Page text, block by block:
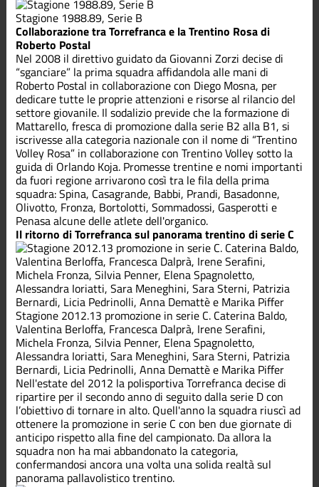
Stagione 1988.89, Serie B
Collaborazione tra Torrefranca e la Trentino Rosa di
Roberto Postal
Nel 2008 il direttivo guidato da Giovanni Zorzi decise di
“sganciare” la prima squadra affidandola alle mani di
Roberto Postal in collaborazione con Diego Mosna, per
dedicare tutte le proprie attenzioni e risorse al rilancio del
settore giovanile. Il sodalizio previde che la formazione di
Mattarello, fresca di promozione dalla serie B2 alla B1, si
iscrivesse alla categoria nazionale con il nome di “Trentino
Volley Rosa” in collaborazione con Trentino Volley sotto la
guida di Orlando Koja. Promesse trentine e nomi importanti
da fuori regione arrivarono così tra le fila della prima
squadra: Spina, Casagrande, Babbi, Prandi, Basadonne,
Olivotto, Fronza, Bortolotti, Sommadossi, Gasperotti e
Penasa alcune delle atlete dell'organico.
Il ritorno di Torrefranca sul panorama trentino di serie C
Stagione 2012.13 promozione in serie C. Caterina Baldo,
Valentina Berloffa, Francesca Dalprà, Irene Serafini,
Michela Fronza, Silvia Penner, Elena Spagnoletto,
Alessandra Ioriatti, Sara Meneghini, Sara Sterni, Patrizia
Bernardi, Licia Pedrinolli, Anna Demattè e Marika Piffer
Nell'estate del 2012 la polisportiva Torrefranca decise di
ripartire per il secondo anno di seguito dalla serie D con
l’obiettivo di tornare in alto. Quell'anno la squadra riuscì ad
ottenere la promozione in serie C con ben due giornate di
anticipo rispetto alla fine del campionato. Da allora la
squadra non ha mai abbandonato la categoria,
confermandosi ancora una volta una solida realtà sul
panorama pallavolistico trentino.